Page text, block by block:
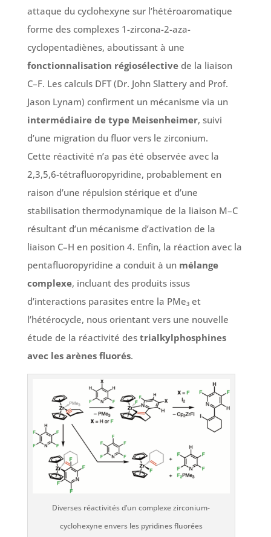
attaque du cyclohexyne sur l’hétéroaromatique
forme des complexes 1-zircona-2-aza-
cyclopentadiènes, aboutissant à une
fonctionnalisation régiosélectivede la liaison
C–F. Les calculs DFT (Dr. John Slattery and Prof.
Jason Lynam) confirment un mécanisme via un
intermédiaire de type Meisenheimer, suivi
d’une migration du fluor vers le zirconium.
Cette réactivité n’a pas été observée avec la
2,3,5,6-tétrafluoropyridine, probablement en
raison d’une répulsion stérique et d’une
stabilisation thermodynamique de la liaison M–C
résultant d’un mécanisme d’activation de la
liaison C–H en position 4. Enfin, la réaction avec la
pentafluoropyridine a conduit à un mélange
complexe, incluant des produits issus
d’interactions parasites entre la PMe₃ et
l’hétérocycle, nous orientant vers une nouvelle
étude de la réactivité des trialkylphosphines
avec les arènes fluorés.
Diverses réactivités d’un complexe zirconium-
cyclohexyne envers les pyridines fluorées